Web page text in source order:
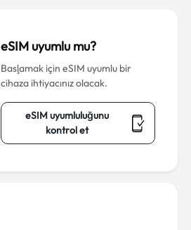
eSIM uyumlu mu?
Başlamak için eSIM uyumlu bir
cihaza ihtiyacınız olacak.
eSIM uyumluluğunu
kontrol et